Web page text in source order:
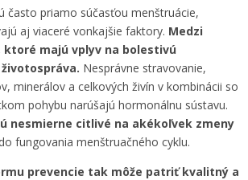
často priamo súčasťou menštruácie,
aj viaceré vonkajšie faktory. Medzi
majú vplyv na bolestivú
Nesprávne stravovanie,
minerálov a celkových živín v kombinácii so
pohybu narúšajú hormonálnu sústavu.
nesmierne citlivé na akékoľvek zmeny
fungovania menštruačného cyklu.
prevencie tak môže patriť kvalitný a